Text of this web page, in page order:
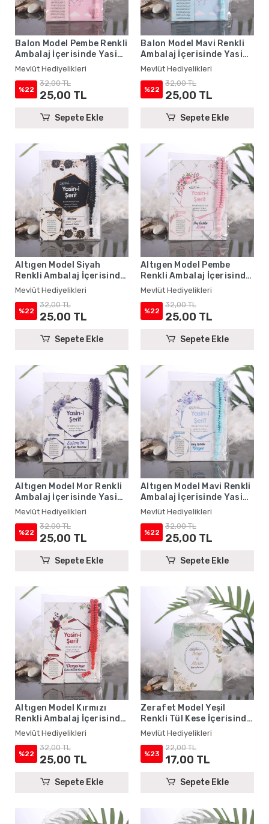
Balon Model Pembe Renkli
Ambalaj İçerisinde Yasin
Kitabı, Magnet ve Tesbih -
Mevlüt Hediyelikleri
Mevlüt Hediyelikleri
%22
32,00 TL
25,00 TL
Sepete Ekle
Balon Model Mavi Renkli
Ambalaj İçerisinde Yasin
Kitabı, Magnet ve Tesbih -
Mevlüt Hediyelikleri
Mevlüt Hediyelikleri
%22
32,00 TL
25,00 TL
Sepete Ekle
Altıgen Model Siyah
Renkli Ambalaj İçerisinde
Yasin Kitabı, Magnet ve
Tesbih - Mevlüt
Hediyelikleri
Mevlüt Hediyelikleri
%22
32,00 TL
25,00 TL
Sepete Ekle
Altıgen Model Pembe
Renkli Ambalaj İçerisinde
Yasin Kitabı, Magnet ve
Tesbih - Mevlüt
Hediyelikleri
Mevlüt Hediyelikleri
%22
32,00 TL
25,00 TL
Sepete Ekle
Altıgen Model Mor Renkli
Ambalaj İçerisinde Yasin
Kitabı, Magnet ve Tesbih -
Mevlüt Hediyelikleri
Mevlüt Hediyelikleri
%22
32,00 TL
25,00 TL
Sepete Ekle
Altıgen Model Mavi Renkli
Ambalaj İçerisinde Yasin
Kitabı, Magnet ve Tesbih -
Mevlüt Hediyelikleri
Mevlüt Hediyelikleri
%22
32,00 TL
25,00 TL
Sepete Ekle
Altıgen Model Kırmızı
Renkli Ambalaj İçerisinde
Yasin Kitabı, Magnet ve
Tesbih - Mevlüt
Hediyelikleri
Mevlüt Hediyelikleri
%22
32,00 TL
25,00 TL
Sepete Ekle
Zerafet Model Yeşil
Renkli Tül Kese İçerisinde
Yasin Kitabı - Mevlüt
Hediyelikleri
Mevlüt Hediyelikleri
%23
22,00 TL
17,00 TL
Sepete Ekle